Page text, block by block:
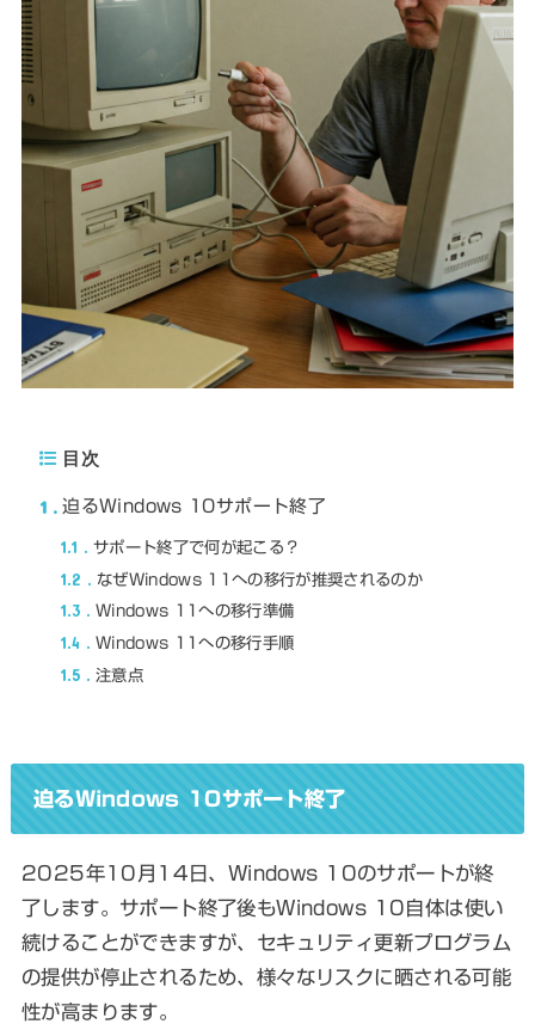
目次
1 迫るWindows 10サポート終了
1.1 サポート終了で何が起こる？
1.2 なぜWindows 11への移行が推奨されるのか
1.3 Windows 11への移行準備
1.4 Windows 11への移行手順
1.5 注意点
迫るWindows 10サポート終了
2025年10月14日、Windows 10のサポートが終
了します。サポート終了後もWindows 10自体は使い
続けることができますが、セキュリティ更新プログラム
の提供が停止されるため、様々なリスクに晒される可能
性が高まります。